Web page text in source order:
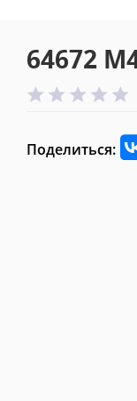
64672
Поделиться: